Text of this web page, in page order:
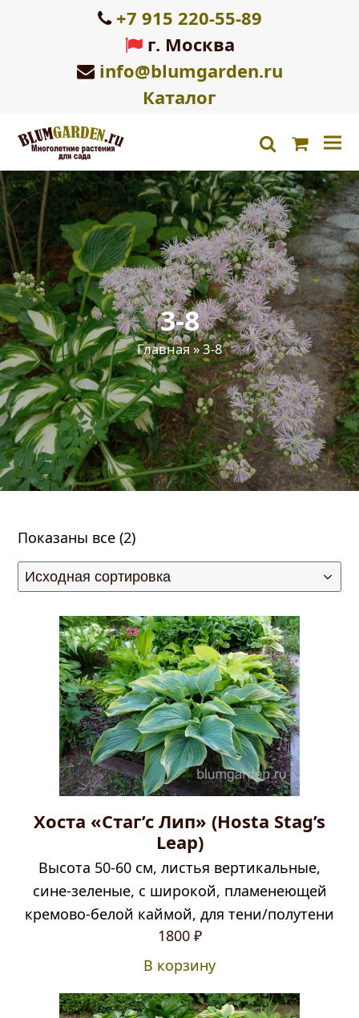
+7 915 220-55-89
г. Москва
info@blumgarden.ru
Каталог
search
3-8
Главная»3-8
Показаны все (2)
Хоста «Стаг’с Лип» (Hosta Stag’s
Leap)
Высота 50-60 см, листья вертикальные,
сине-зеленые, с широкой, пламенеющей
кремово-белой каймой, для тени/полутени
1800 ₽
В корзину